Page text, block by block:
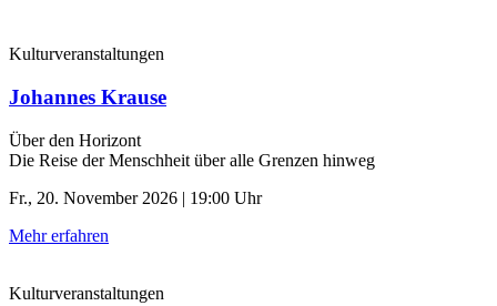
Kulturveranstaltungen
Johannes Krause
Über den Horizont
Die Reise der Menschheit über alle Grenzen hinweg
Fr., 20. November 2026 | 19:00 Uhr
Mehr erfahren
Kulturveranstaltungen